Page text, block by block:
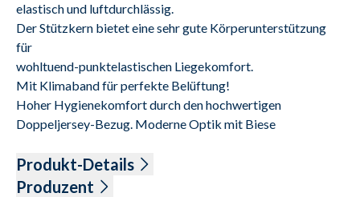
elastisch und luftdurchlässig.
Der Stützkern bietet eine sehr gute Körperunterstützung
für
wohltuend-punktelastischen Liegekomfort.
Mit Klimaband für perfekte Belüftung!
Hoher Hygienekomfort durch den hochwertigen
Doppeljersey-Bezug. Moderne Optik mit Biese
Produkt-Details
Liegefläche ca. 90 x 200 cm, Höhe ca. 23 cm
Produzent